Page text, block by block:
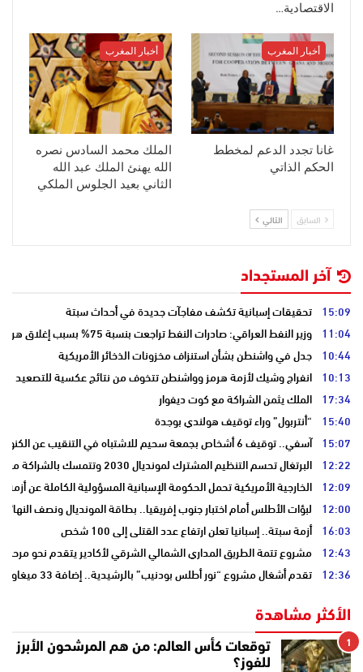
الاقتصادية…
أخبار المغرب
غانا تجدد الدعم لمخطط
الحكم الذاتي
أخبار المغرب
الملك محمد السادس نصره
الله يهنئ الملك عبد الله
الثاني بعيد الجلوس الملكي
السابق التالي
آخر المستجداد
15:09 تحقيقات إسبانية تكشف مفاجآت جديدة في أحداث سبتة
11:04 وزير النفط العراقي: صادرات النفط تراجعت بنسبة 75% بسبب إغلاق هرمز
10:44 جدل في واشنطن بشأن استنزاف مخزونات الذخائر الأمريكية
10:13 انفراج وشيك لأزمة هرمز وواشنطن تتخوف من نتائج عكسية للتصعيد
17:34 الملك يثمن الشراكة مع كوت ديفوار
15:40 “أنتربول” وراء توقيف هولندي بوجدة
15:07 آسفي.. توقيف 6 أشخاص بجمعة سحيم للاشتباه في التنقيب عن الكنوز .
12:22 البرتغال تحسم التنظيم المشترك لمونديال 2030 وتتمسك بالشراكة مع المغرب وإسبانيا
12:09 الخارجية الأمريكية تحمل الحكومة الإسبانية المسؤولية الكاملة عن أزمة
12:00 لبؤات الأطلس أمام اختبار جنوب إفريقيا.. بطاقة المونديال ونصف
16:03 أزمة سبتة.. إسبانيا تعلن ارتفاع عدد القتلى إلى 100 شخص
12:43 مشروع تتمة الطريق المداري الشمالي الشرقي لأكادير يتقدم نحو مرحلة
12:36 تقدم أشغال مشروع “نور أطلس بودنيب” بالرشيدية.. إضافة 33 ميغاوات إلى الشبكة الوطنية
الأكثر مشاهدة
1
توقعات كأس العالم: من هم المرشحون الأبرز
للفوز؟